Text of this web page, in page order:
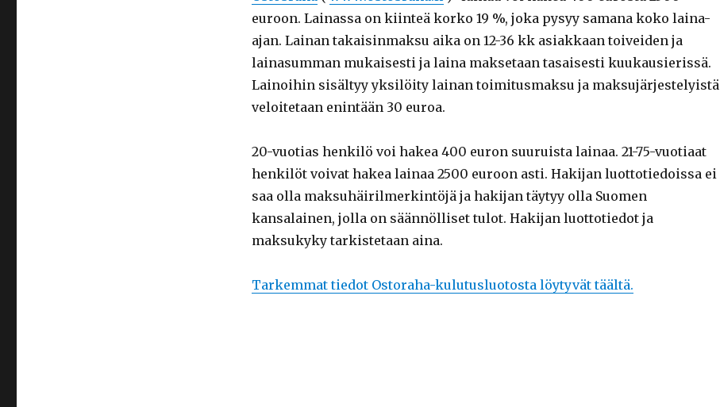
euroon. Lainassa on kiinteä korko 19 %, joka pysyy samana koko laina-
ajan. Lainan takaisinmaksu aika on 12-36 kk asiakkaan toiveiden ja
lainasumman mukaisesti ja laina maksetaan tasaisesti kuukausierissä.
Lainoihin sisältyy yksilöity lainan toimitusmaksu ja maksujärjestelyistä
veloitetaan enintään 30 euroa.
20-vuotias henkilö voi hakea 400 euron suuruista lainaa. 21-75-vuotiaat
henkilöt voivat hakea lainaa 2500 euroon asti. Hakijan luottotiedoissa ei
saa olla maksuhäirilmerkintöjä ja hakijan täytyy olla Suomen
kansalainen, jolla on säännölliset tulot. Hakijan luottotiedot ja
maksukyky tarkistetaan aina.
Tarkemmat tiedot Ostoraha-kulutusluotosta löytyvät täältä.